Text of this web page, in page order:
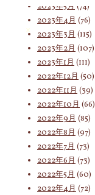
索
対
2023年5月 (74)
2023年4月 (76)
2023年3月 (115)
2023年2月 (107)
2023年1月 (111)
2022年12月 (50)
2022年11月 (39)
2022年10月 (66)
2022年9月 (85)
2022年8月 (97)
2022年7月 (73)
2022年6月 (73)
2022年5月 (60)
2022年4月 (72)